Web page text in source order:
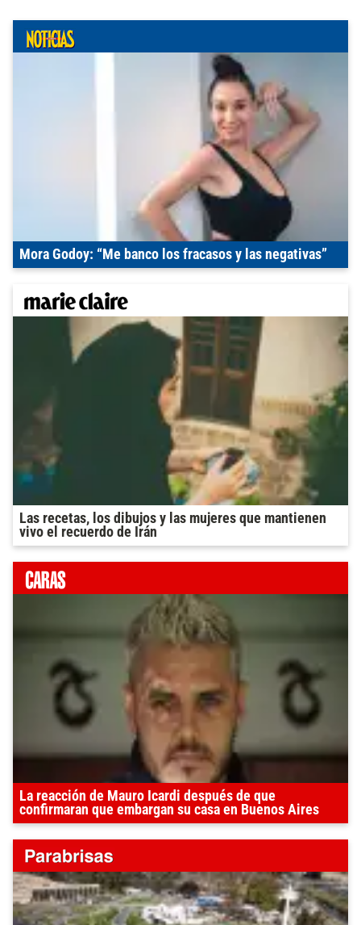
Mora Godoy: “Me banco los fracasos y las negativas”
Las recetas, los dibujos y las mujeres que mantienen
vivo el recuerdo de Irán
La reacción de Mauro Icardi después de que
confirmaran que embargan su casa en Buenos Aires